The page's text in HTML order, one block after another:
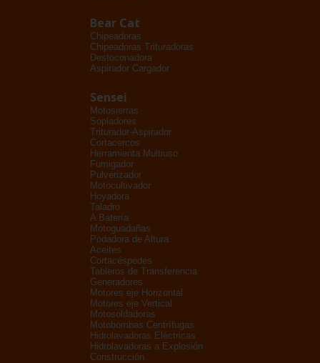
Bear Cat
Chipeadoras
Chipeadoras Trituradoras
Destoconadora
Aspirador Cargador
Sensei
Motosierras
Sopladores
Triturador-Aspirador
Cortacercos
Herramienta Multiuso
Fumigador
Pulverizador
Motocultivador
Hoyadora
Taladro
A Batería
Motoguadañas
Podadora de Altura
Aceites
Cortacéspedes
Tableros de Transferencia
Generadores
Motores eje Horizontal
Motores eje Vertical
Motosoldadoras
Motobombas Centrífugas
Hidrolavadoras Eléctricas
Hidrolavadoras a Explosión
Construcción